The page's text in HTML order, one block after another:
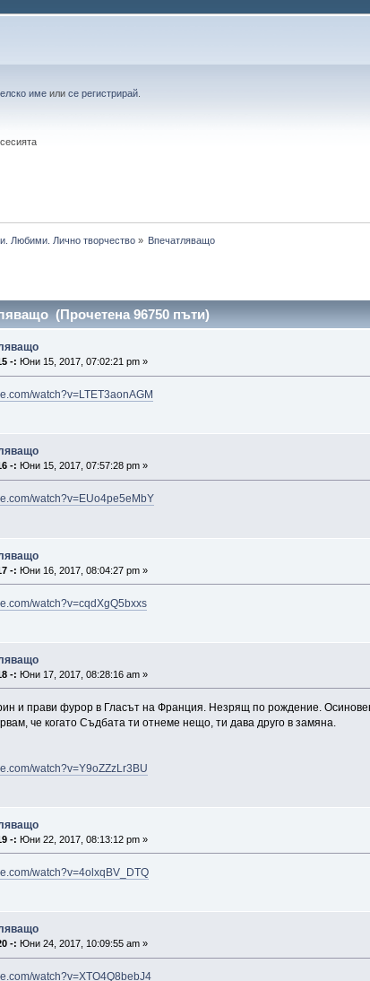
име илисе регистрирай
Любими. Лично творчество » Впечатляващо
(Прочетена 96750 пъти)
-: Юни 15, 2017, 07:02:21 pm »
watch?v=LTET3aonAGM
-: Юни 15, 2017, 07:57:28 pm »
watch?v=EUo4pe5eMbY
-: Юни 16, 2017, 08:04:27 pm »
watch?v=cqdXgQ5bxxs
-: Юни 17, 2017, 08:28:16 am »
и прави фурор в Гласът на Франция. Незрящ по рождение.
че когато Съдбата ти отнеме нещо, ти дава друго в замяна.
watch?v=Y9oZZzLr3BU
-: Юни 22, 2017, 08:13:12 pm »
watch?v=4olxqBV_DTQ
-: Юни 24, 2017, 10:09:55 am »
watch?v=XTO4Q8bebJ4